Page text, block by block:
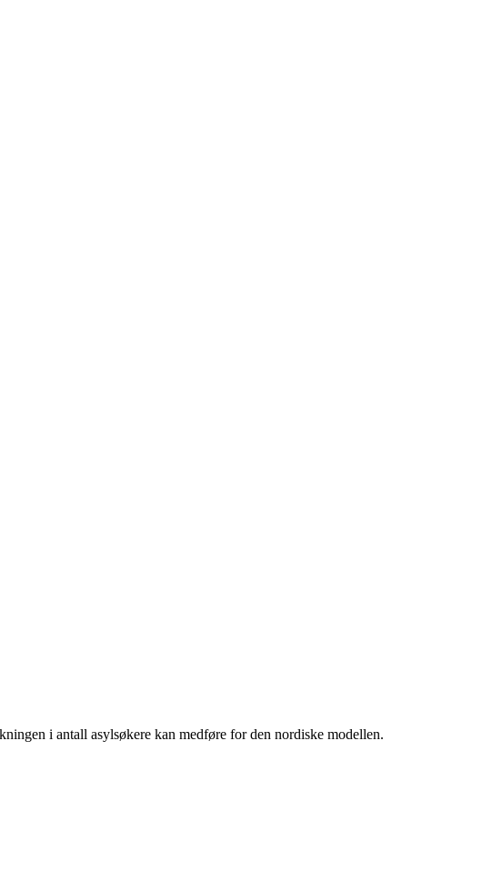
i antall asylsøkere kan medføre for den nordiske modellen.